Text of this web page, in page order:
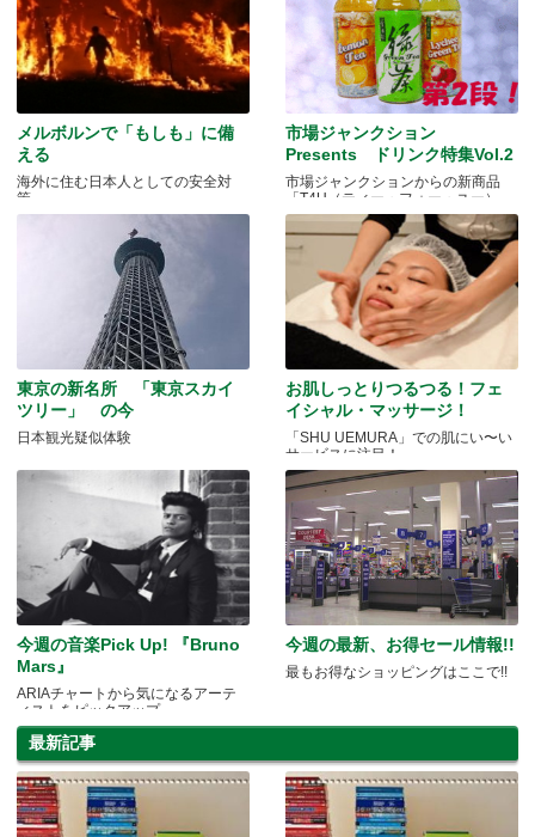
メルボルンで「もしも」に備
える
海外に住む日本人としての安全対
策。
市場ジャンクション
Presents ドリンク特集Vol.2
市場ジャンクションからの新商品
「T4U（ティー・フォー・ユー）」
東京の新名所 「東京スカイ
ツリー」 の今
日本観光疑似体験
お肌しっとりつるつる！フェ
イシャル・マッサージ！
「SHU UEMURA」での肌にい〜い
サービスに注目！
今週の音楽Pick Up! 『Bruno
Mars』
ARIAチャートから気になるアーテ
ィストをピックアップ
今週の最新、お得セール情報!!
最もお得なショッピングはここで!!
最新記事